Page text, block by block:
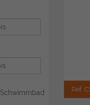
Ref.
Schwimmbad